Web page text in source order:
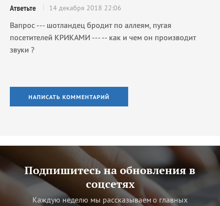
Атветьте 14 декабря 2018 22:06
Вапрос --- шотландец бродит по аллеям, пугая
посетителей КРИКАМИ --- -- как и чем он производит
звуки ?
НАПИСАТЬ КОММЕНТАРИЙ
Подпишитесь на обновления в
соцсетях
Каждую неделю мы рассказываем о главных